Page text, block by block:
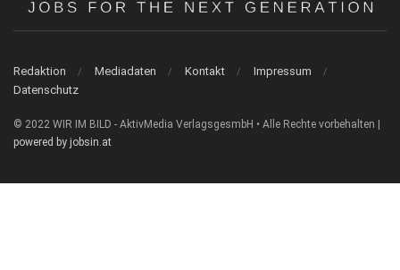
Redaktion Mediadaten Kontakt
Impressum
Datenschutz
© 2022 WIR IM BILD - AktivMedia VerlagsgesmbH • Alle Rechte vorbehalten |
powered by jobsin.at